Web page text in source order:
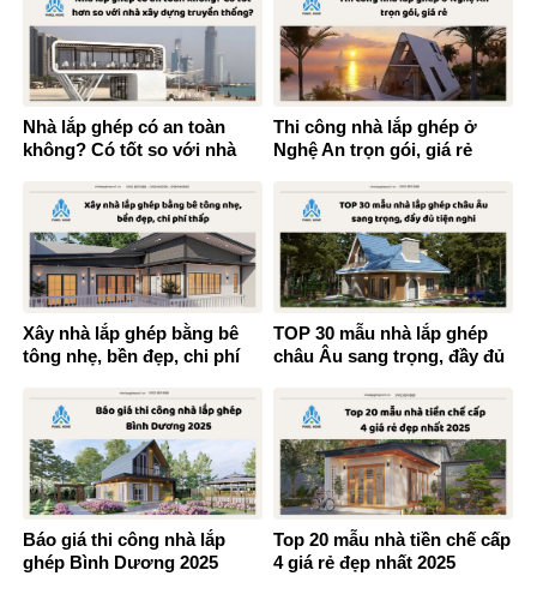
Nhà lắp ghép có an toàn
không? Có tốt so với nhà
Thi công nhà lắp ghép ở
Nghệ An trọn gói, giá rẻ
Xây nhà lắp ghép bằng bê
tông nhẹ, bền đẹp, chi phí
TOP 30 mẫu nhà lắp ghép
châu Âu sang trọng, đầy đủ
Báo giá thi công nhà lắp
ghép Bình Dương 2025
Top 20 mẫu nhà tiền chế cấp
4 giá rẻ đẹp nhất 2025